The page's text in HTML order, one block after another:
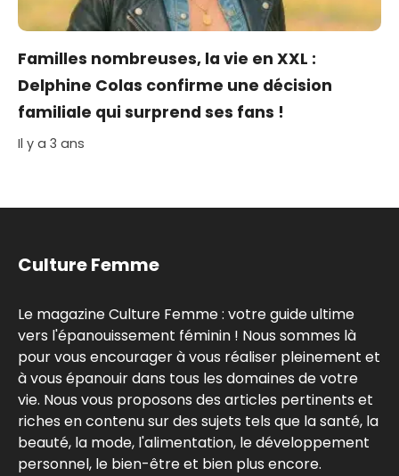
Familles nombreuses, la vie en XXL :
Delphine Colas confirme une décision
familiale qui surprend ses fans !
Il y a 3 ans
Culture Femme
Le magazine Culture Femme : votre guide ultime
vers l'épanouissement féminin ! Nous sommes là
pour vous encourager à vous réaliser pleinement et
à vous épanouir dans tous les domaines de votre
vie. Nous vous proposons des articles pertinents et
riches en contenu sur des sujets tels que la santé, la
beauté, la mode, l'alimentation, le développement
personnel, le bien-être et bien plus encore.